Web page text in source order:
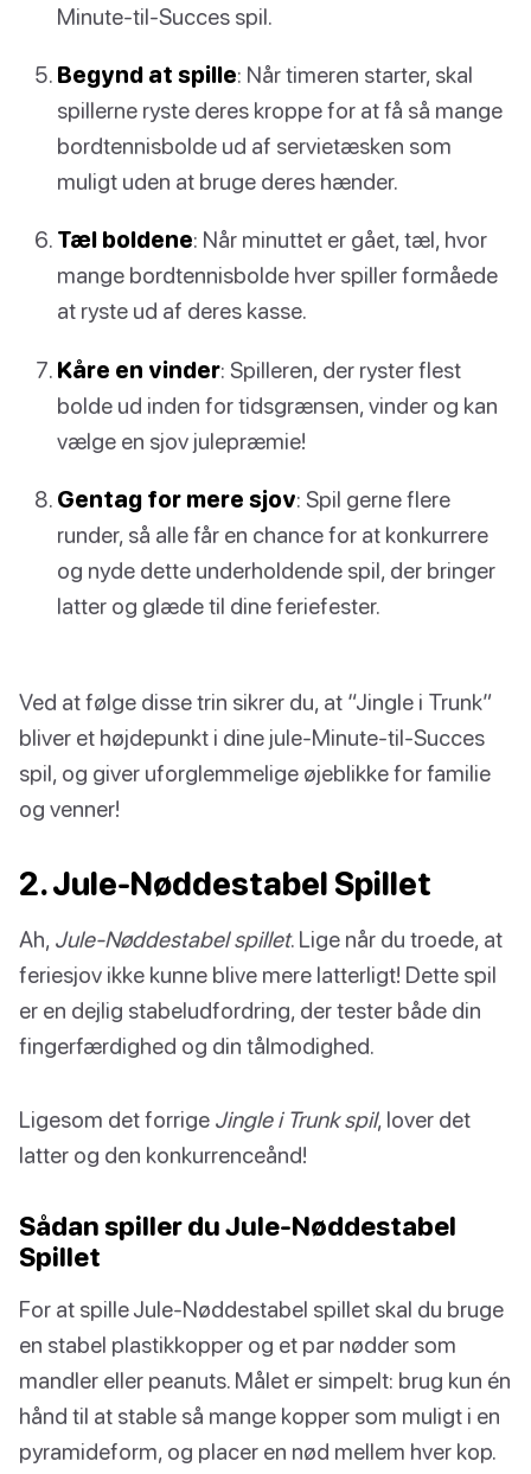
Minute-til-Succes spil.
Begynd at spille: Når timeren starter, skal
spillerne ryste deres kroppe for at få så mange
bordtennisbolde ud af servietæsken som
muligt uden at bruge deres hænder.
Tæl boldene: Når minuttet er gået, tæl, hvor
mange bordtennisbolde hver spiller formåede
at ryste ud af deres kasse.
Kåre en vinder: Spilleren, der ryster flest
bolde ud inden for tidsgrænsen, vinder og kan
vælge en sjov julepræmie!
Gentag for mere sjov: Spil gerne flere
runder, så alle får en chance for at konkurrere
og nyde dette underholdende spil, der bringer
latter og glæde til dine feriefester.
Ved at følge disse trin sikrer du, at “Jingle i Trunk”
bliver et højdepunkt i dine jule-Minute-til-Succes
spil, og giver uforglemmelige øjeblikke for familie
og venner!
2. Jule-Nøddestabel Spillet
Ah, Jule-Nøddestabel spillet. Lige når du troede, at
feriesjov ikke kunne blive mere latterligt! Dette spil
er en dejlig stabeludfordring, der tester både din
fingerfærdighed og din tålmodighed.
Ligesom det forrige Jingle i Trunk spil, lover det
latter og den konkurrenceånd!
Sådan spiller du Jule-Nøddestabel
Spillet
For at spille Jule-Nøddestabel spillet skal du bruge
en stabel plastikkopper og et par nødder som
mandler eller peanuts. Målet er simpelt: brug kun én
hånd til at stable så mange kopper som muligt i en
pyramideform, og placer en nød mellem hver kop.